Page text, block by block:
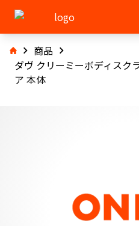
商品
ダヴ クリーミーボディスク
ア 本体